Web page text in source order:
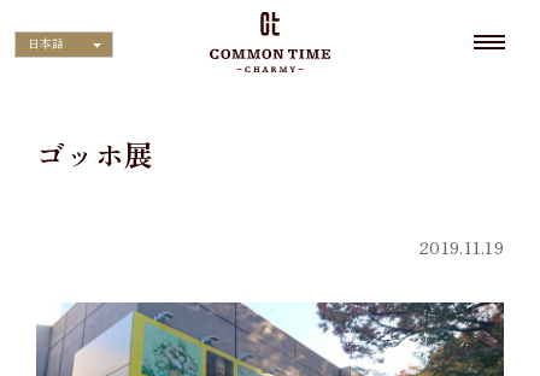
日本語
ゴッホ展
2019.11.19